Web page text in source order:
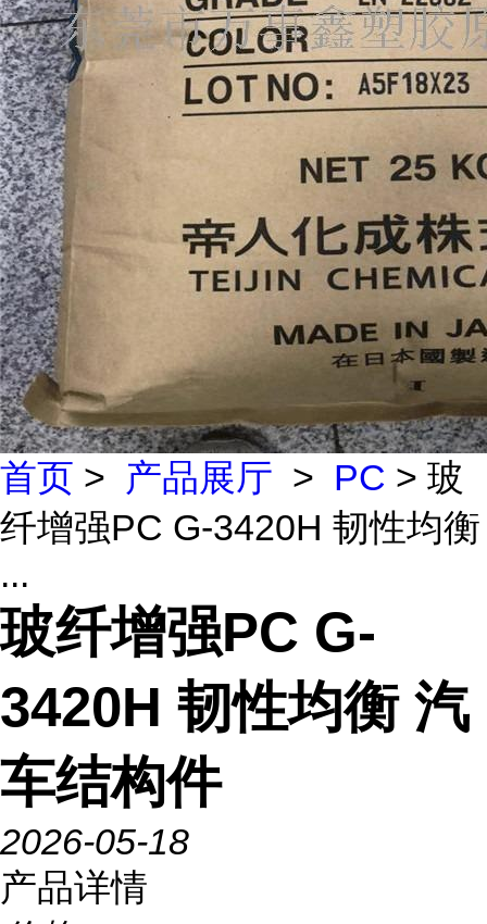
首页 > 产品展厅 > PC > 玻
纤增强PC G-3420H 韧性均衡
...
玻纤增强PC G-
3420H 韧性均衡 汽
车结构件
2026-05-18
产品详情